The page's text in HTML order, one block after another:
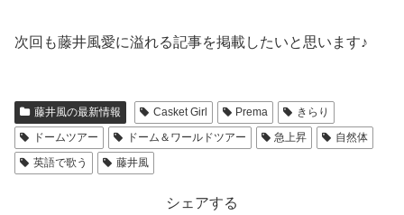
次回も藤井風愛に溢れる記事を掲載したいと思います♪
藤井風の最新情報 Casket Girl Prema
きらり
ドームツアー
ドーム＆ワールドツアー 急上昇
自然体
英語で歌う
藤井風
シェアする